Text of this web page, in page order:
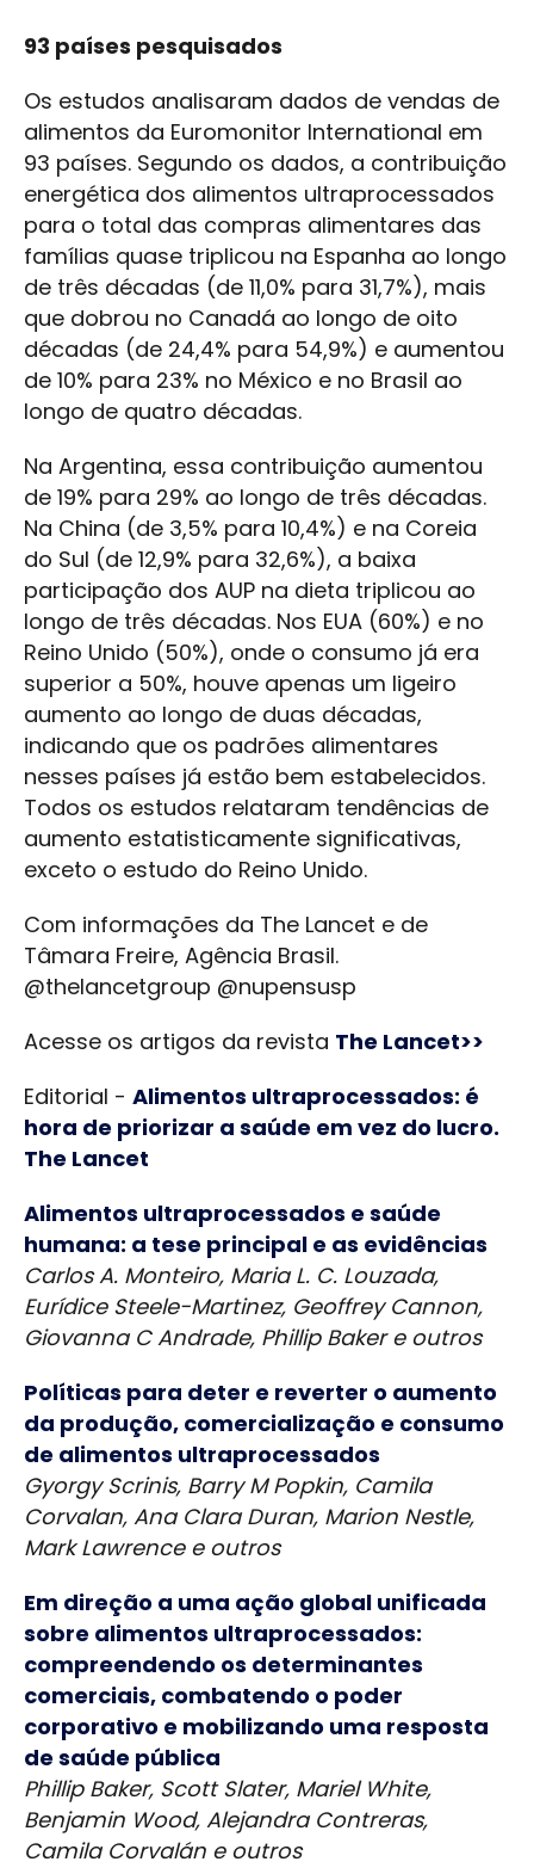
93 países pesquisados
Os estudos analisaram dados de vendas de
alimentos da Euromonitor International em
93 países. Segundo os dados, a contribuição
energética dos alimentos ultraprocessados
para o total das compras alimentares das
famílias quase triplicou na Espanha ao longo
de três décadas (de 11,0% para 31,7%), mais
que dobrou no Canadá ao longo de oito
décadas (de 24,4% para 54,9%) e aumentou
de 10% para 23% no México e no Brasil ao
longo de quatro décadas.
Na Argentina, essa contribuição aumentou
de 19% para 29% ao longo de três décadas.
Na China (de 3,5% para 10,4%) e na Coreia
do Sul (de 12,9% para 32,6%), a baixa
participação dos AUP na dieta triplicou ao
longo de três décadas. Nos EUA (60%) e no
Reino Unido (50%), onde o consumo já era
superior a 50%, houve apenas um ligeiro
aumento ao longo de duas décadas,
indicando que os padrões alimentares
nesses países já estão bem estabelecidos.
Todos os estudos relataram tendências de
aumento estatisticamente significativas,
exceto o estudo do Reino Unido.
Com informações da The Lancet e de
Tâmara Freire, Agência Brasil.
@thelancetgroup @nupensusp
Acesse os artigos da revista The Lancet>>
Editorial - Alimentos ultraprocessados: é
hora de priorizar a saúde em vez do lucro.
The Lancet
Alimentos ultraprocessados e saúde
humana: a tese principal e as evidências
Carlos A. Monteiro, Maria L. C. Louzada,
Eurídice Steele-Martinez, Geoffrey Cannon,
Giovanna C Andrade, Phillip Baker e outros
Políticas para deter e reverter o aumento
da produção, comercialização e consumo
de alimentos ultraprocessados
Gyorgy Scrinis, Barry M Popkin, Camila
Corvalan, Ana Clara Duran, Marion Nestle,
Mark Lawrence e outros
Em direção a uma ação global unificada
sobre alimentos ultraprocessados:
compreendendo os determinantes
comerciais, combatendo o poder
corporativo e mobilizando uma resposta
de saúde pública
Phillip Baker, Scott Slater, Mariel White,
Benjamin Wood, Alejandra Contreras,
Camila Corvalán e outros